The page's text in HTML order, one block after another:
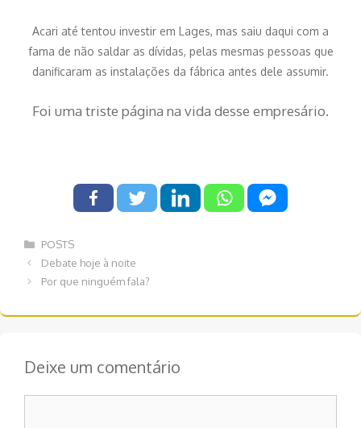
Acari até tentou investir em Lages, mas saiu daqui com a
fama de não saldar as dívidas, pelas mesmas pessoas que
danificaram as instalações da fábrica antes dele assumir.
Foi uma triste página na vida desse empresário.
Categorias
POSTS
Navegação
de
Debate hoje à noite
Por que ninguém fala?
Deixe um comentário